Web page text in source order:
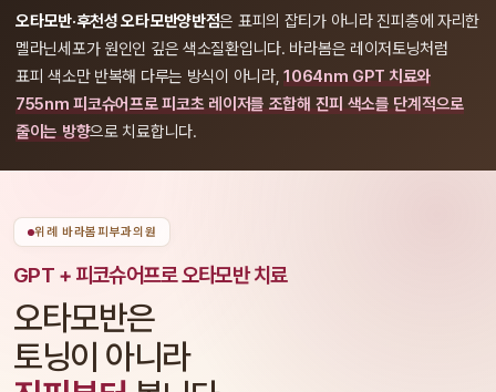
오타모반·후천성 오타모반양반점은 표피의 잡티가 아니라 진피층에 자리한
멜라닌세포가 원인인 깊은 색소질환입니다. 바라봄은 레이저토닝처럼
표피 색소만 반복해 다루는 방식이 아니라,1064nm GPT 치료와
755nm 피코슈어프로 피코초 레이저를 조합해 진피 색소를 단계적으로
줄이는 방향으로 치료합니다.
위례 바라봄피부과의원
GPT + 피코슈어프로 오타모반 치료
오타모반은
토닝이 아니라